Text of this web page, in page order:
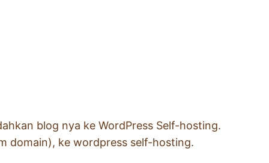
blog nya ke WordPress Self-hosting.
domain), ke wordpress self-hosting.